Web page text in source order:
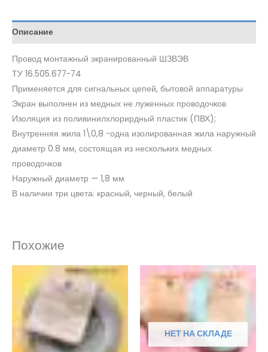
Описание
Провод монтажный экранированный ШЗВЭВ
ТУ 16.505.677-74
Применяется для сигнальных цепей, бытовой аппаратуры
Экран выполнен из медных не луженных проводочков
Изоляция из поливинилхлорирдный пластик (ПВХ);
Внутренняя жила 1\0,8 -одна изолированная жила наружный
диаметр 0.8 мм, состоящая из нескольких медных
проводочков
Наружный диаметр — 1,8 мм
В наличии три цвета: красный, черный, белый
Похожие
НЕТ НА СКЛАДЕ